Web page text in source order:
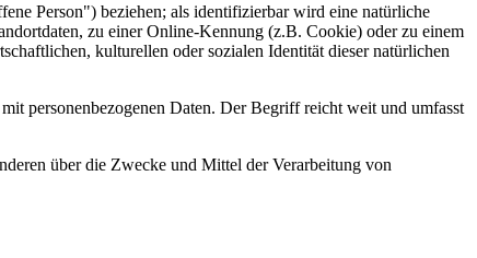
Person") beziehen; als identifizierbar wird eine natürliche
zu einer Online-Kennung (z.B. Cookie) oder zu einem
kulturellen oder sozialen Identität dieser natürlichen
personenbezogenen Daten. Der Begriff reicht weit und umfasst
über die Zwecke und Mittel der Verarbeitung von